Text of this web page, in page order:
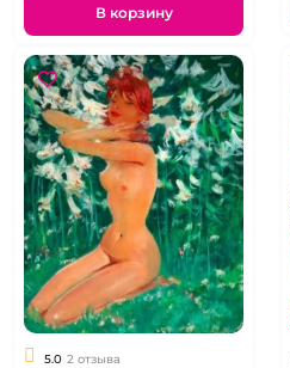
В корзину
5.0 2 отзыва